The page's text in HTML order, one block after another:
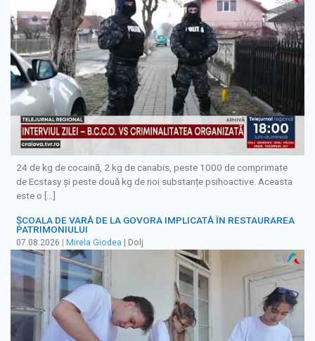
24 de kg de cocaină, 2 kg de canabis, peste 1000 de comprimate
de Ecstasy și peste două kg de noi substanțe psihoactive. Aceasta
este o […]
ȘCOALA DE VARĂ DE LA GOVORA IMPLICATĂ ÎN RESTAURAREA
PATRIMONIULUI
07.08.2026 | Mirela Giodea | Dolj